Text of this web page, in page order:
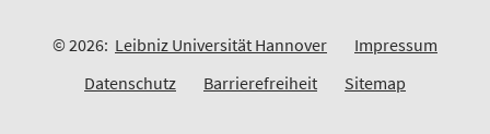
© 2026: Leibniz Universität Hannover
Impressum
Datenschutz
Barrierefreiheit Sitemap